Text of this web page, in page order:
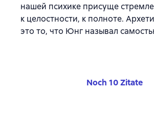
нашей психике присуще
к целостности, к полноте.
это то, что Юнг называл
Noch 10 Zitate